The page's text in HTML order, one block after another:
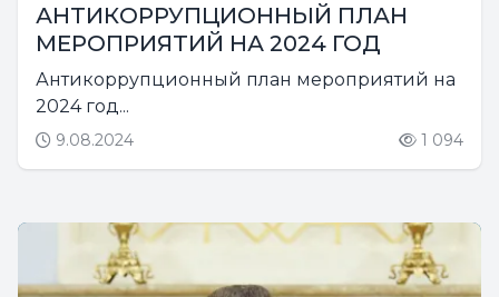
АНТИКОРРУПЦИОННЫЙ ПЛАН
МЕРОПРИЯТИЙ НА 2024 ГОД
Антикоррупционный план мероприятий на
2024 год...
9.08.2024 1 094